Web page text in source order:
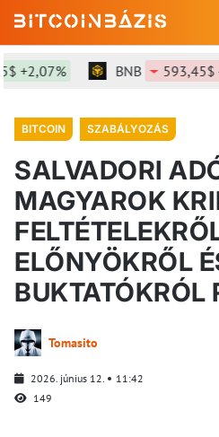
BNB 593,45$ -
BITCOIN SZABÁLYOZÁS
SALVADORI
MAGYAROK
ELŐNYÖKRŐL
BUKTATÓKRÓL
Tomasito
2026. június 12.
11:42
149